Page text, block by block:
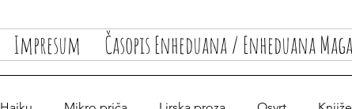
Impresum Časopis Enheduana / Enheduana